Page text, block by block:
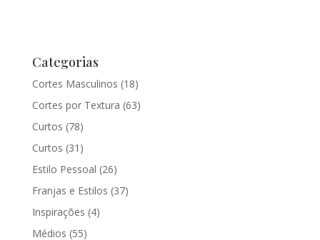
Categorias
Cortes Masculinos (18)
Cortes por Textura (63)
Curtos (78)
Curtos (31)
Estilo Pessoal (26)
Franjas e Estilos (37)
Inspirações (4)
Médios (55)